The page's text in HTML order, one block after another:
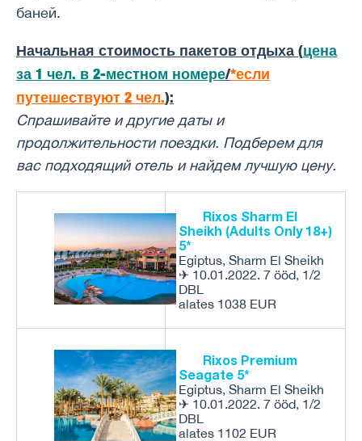
баней.
Начальная стоимость пакетов отдыха (цена
за 1 чел. в 2-местном номере/*если
путешествуют 2 чел.):
Спрашивайте и другие даты и ​​
продолжительности поездки. Подберем для
вас подходящий отель и найдем лучшую цену.
Rixos Sharm El
Sheikh (Adults Only 18+)
5*
Egiptus, Sharm El Sheikh
✈ 10.01.2022. 7 ööd, 1/2
DBL
alates 1038 EUR
Rixos Premium
Seagate 5*
Egiptus, Sharm El Sheikh
✈ 10.01.2022. 7 ööd, 1/2
DBL
alates 1102 EUR